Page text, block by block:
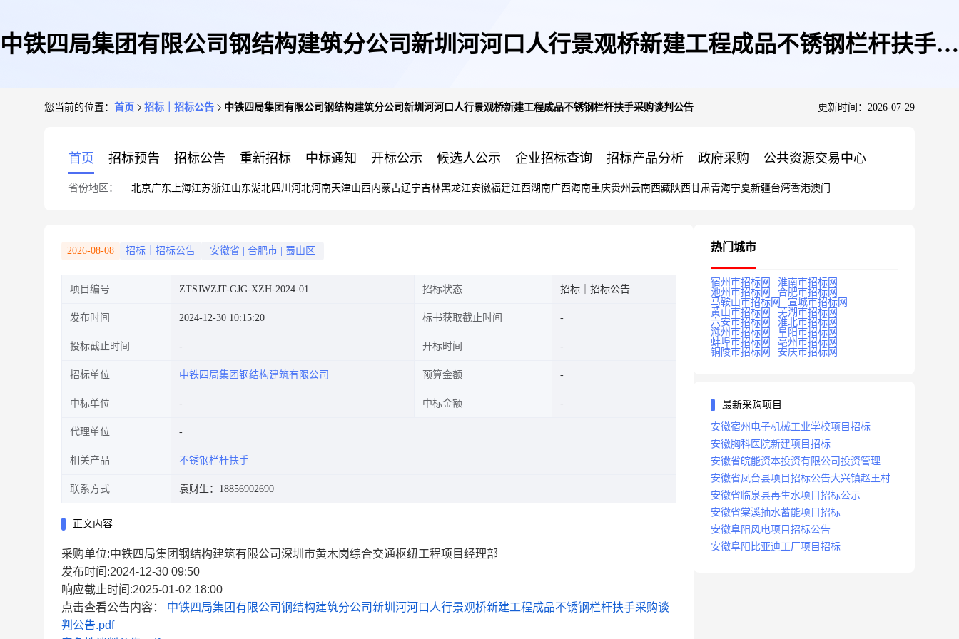
中铁四局集团有限公司钢结构建筑分公司新圳河河口人行景观桥新建工程成品不锈钢栏杆扶手采
您当前的位置： 首页 招标｜招标公告 中铁四局集团有限公司钢结构建筑分公司新圳河河口人行景观桥新建工程成品不锈钢栏杆扶手采购谈判公告 更新时间：2026-07-29
首页 招标预告 招标公告 重新招标 中标通知 开标公示 候选人公示 企业招标查询 招标产品分析 政府采购 公共资源交易中心
省份地区： 北京广东 上海江苏浙江山东湖北四川 河北河南天津山西内蒙古辽宁吉林黑龙江安徽福建江西湖南广西海南重庆贵州 云南西藏陕西甘肃青海宁夏新疆台湾香港澳门
2026-08-08 招标｜招标公告 安徽省 合肥市 蜀山区
项目编号 ZTSJWZJT-GJG-XZH-2024-01 招标状态 招标｜招标公告
发布时间 2024-12-30 10:15:20 标书获取截止时间
投标截止时间 开标时间
招标单位 中铁四局集团钢结构建筑有限公司 预算金额
中标单位 中标金额
代理单位
相关产品 不锈钢栏杆扶手
联系方式 袁财生：18856902690
正文内容
采购单位:中铁四局集团钢结构建筑有限公司深圳市黄木岗综合交通枢纽工程项目经理部
发布时间:2024-12-30 09:50
响应截止时间:2025-01-02 18:00
点击查看公告内容： 中铁四局集团有限公司钢结构建筑分公司新圳河河口人行景观桥新建工程成品不锈钢栏杆扶手采购谈
判公告.pdf
热门城市
宿州市招标网
淮南市招标网
池州市招标网
合肥市招标网
马鞍山市招标网
宣城市招标网
黄山市招标网
芜湖市招标网
六安市招标网
淮北市招标网
滁州市招标网
阜阳市招标网
蚌埠市招标网
亳州市招标网
铜陵市招标网
安庆市招标网
最新采购项目
安徽宿州电子机械工业学校项目招标
安徽胸科医院新建项目招标
安徽省皖能资本投资有限公司投资管理系
统建设项目招标
安徽省凤台县项目招标公告大兴镇赵王村
安徽省临泉县再生水项目招标公示
安徽省棠溪抽水蓄能项目招标
安徽阜阳风电项目招标公告
安徽阜阳比亚迪工厂项目招标